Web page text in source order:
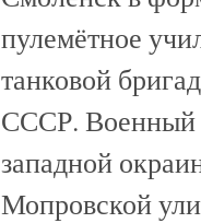
пулемётное
танковой
СССР. Военный
западной
Мопровской